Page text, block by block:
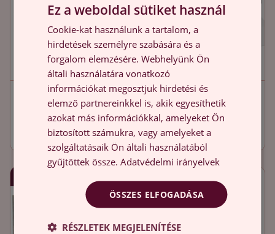
Pvc falpanel Finom
márványszerkezet
19 900.00 HUF
Falpanel Elegáns
márvány erezettel
16 400.00 HUF
Ez a weboldal sütiket használ
Cookie-kat használunk a tartalom, a
hirdetések személyre szabására és a
forgalom elemzésére. Webhelyünk Ön
általi használatára vonatkozó
információkat megosztjuk hirdetési és
elemző partnereinkkel is, akik egyesíthetik
azokat más információkkal, amelyeket Ön
biztosított számukra, vagy amelyeket a
szolgáltatásaik Ön általi használatából
gyűjtöttek össze.Adatvédelmi irányelvek
ÖSSZES ELFOGADÁSA
RÉSZLETEK MEGJELENÍTÉSE